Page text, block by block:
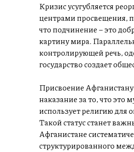
Кризис усугубляется
центрами просвещения,
что подчинение – это
картину мира.
контролирующей речь,
государство создает
Присвоение
наказание за то, что это
использует религию для
Такой статус станет
Афганистане
структурированного